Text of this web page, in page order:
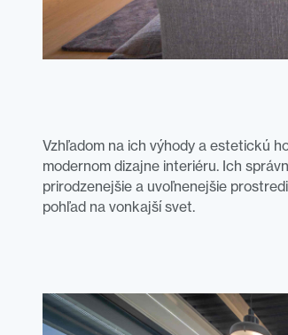
Vzhľadom na ich výhody a estetickú
modernom dizajne interiéru. Ich
prirodzenejšie a uvoľnenejšie
pohľad na vonkajší svet.